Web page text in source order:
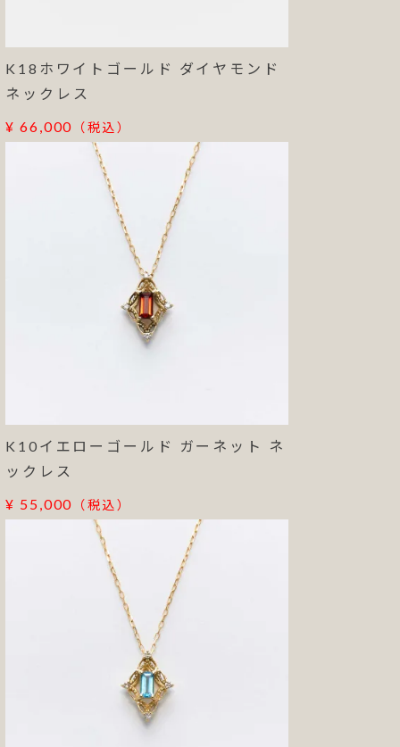
K18ホワイトゴールド ダイヤモンド
ネックレス
¥ 66,000 （税込）
K10イエローゴールド ガーネット ネ
ックレス
¥ 55,000 （税込）